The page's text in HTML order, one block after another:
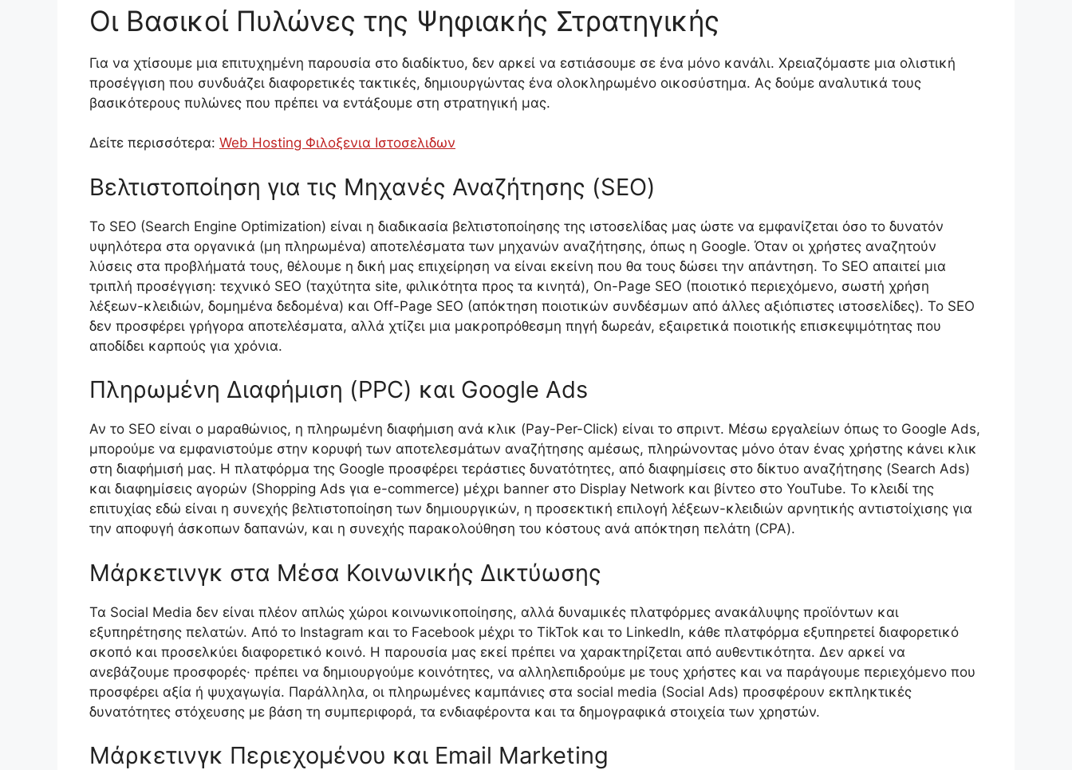
Οι Βασικοί Πυλώνες της Ψηφιακής Στρατηγικής
Για να χτίσουμε μια επιτυχημένη παρουσία στο διαδίκτυο, δεν αρκεί να εστιάσουμε σε ένα μόνο κανάλι. Χρειαζόμαστε μια ολιστική
προσέγγιση που συνδυάζει διαφορετικές τακτικές, δημιουργώντας ένα ολοκληρωμένο οικοσύστημα. Ας δούμε αναλυτικά τους
βασικότερους πυλώνες που πρέπει να εντάξουμε στη στρατηγική μας.
Δείτε περισσότερα: Web Hosting Φιλοξενια Ιστοσελιδων
Βελτιστοποίηση για τις Μηχανές Αναζήτησης (SEO)
Το SEO (Search Engine Optimization) είναι η διαδικασία βελτιστοποίησης της ιστοσελίδας μας ώστε να εμφανίζεται όσο το δυνατόν
υψηλότερα στα οργανικά (μη πληρωμένα) αποτελέσματα των μηχανών αναζήτησης, όπως η Google. Όταν οι χρήστες αναζητούν
λύσεις στα προβλήματά τους, θέλουμε η δική μας επιχείρηση να είναι εκείνη που θα τους δώσει την απάντηση. Το SEO απαιτεί μια
τριπλή προσέγγιση: τεχνικό SEO (ταχύτητα site, φιλικότητα προς τα κινητά), On-Page SEO (ποιοτικό περιεχόμενο, σωστή χρήση
λέξεων-κλειδιών, δομημένα δεδομένα) και Off-Page SEO (απόκτηση ποιοτικών συνδέσμων από άλλες αξιόπιστες ιστοσελίδες). Το SEO
δεν προσφέρει γρήγορα αποτελέσματα, αλλά χτίζει μια μακροπρόθεσμη πηγή δωρεάν, εξαιρετικά ποιοτικής επισκεψιμότητας που
αποδίδει καρπούς για χρόνια.
Πληρωμένη Διαφήμιση (PPC) και Google Ads
Αν το SEO είναι ο μαραθώνιος, η πληρωμένη διαφήμιση ανά κλικ (Pay-Per-Click) είναι το σπριντ. Μέσω εργαλείων όπως το Google Ads,
μπορούμε να εμφανιστούμε στην κορυφή των αποτελεσμάτων αναζήτησης αμέσως, πληρώνοντας μόνο όταν ένας χρήστης κάνει κλικ
στη διαφήμισή μας. Η πλατφόρμα της Google προσφέρει τεράστιες δυνατότητες, από διαφημίσεις στο δίκτυο αναζήτησης (Search Ads)
και διαφημίσεις αγορών (Shopping Ads για e-commerce) μέχρι banner στο Display Network και βίντεο στο YouTube. Το κλειδί της
επιτυχίας εδώ είναι η συνεχής βελτιστοποίηση των δημιουργικών, η προσεκτική επιλογή λέξεων-κλειδιών αρνητικής αντιστοίχισης για
την αποφυγή άσκοπων δαπανών, και η συνεχής παρακολούθηση του κόστους ανά απόκτηση πελάτη (CPA).
Μάρκετινγκ στα Μέσα Κοινωνικής Δικτύωσης
Τα Social Media δεν είναι πλέον απλώς χώροι κοινωνικοποίησης, αλλά δυναμικές πλατφόρμες ανακάλυψης προϊόντων και
εξυπηρέτησης πελατών. Από το Instagram και το Facebook μέχρι το TikTok και το LinkedIn, κάθε πλατφόρμα εξυπηρετεί διαφορετικό
σκοπό και προσελκύει διαφορετικό κοινό. Η παρουσία μας εκεί πρέπει να χαρακτηρίζεται από αυθεντικότητα. Δεν αρκεί να
ανεβάζουμε προσφορές· πρέπει να δημιουργούμε κοινότητες, να αλληλεπιδρούμε με τους χρήστες και να παράγουμε περιεχόμενο που
προσφέρει αξία ή ψυχαγωγία. Παράλληλα, οι πληρωμένες καμπάνιες στα social media (Social Ads) προσφέρουν εκπληκτικές
δυνατότητες στόχευσης με βάση τη συμπεριφορά, τα ενδιαφέροντα και τα δημογραφικά στοιχεία των χρηστών.
Μάρκετινγκ Περιεχομένου και Email Marketing